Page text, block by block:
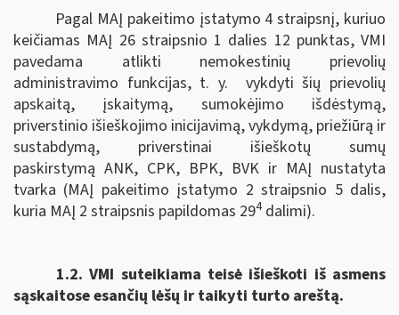
Pagal MAĮ pakeitimo įstatymo 4 straipsnį, kuriuo
keičiamas MAĮ 26 straipsnio 1 dalies 12 punktas, VMI
pavedama atlikti nemokestinių prievolių
administravimo funkcijas, t. y. vykdyti šių prievolių
apskaitą, įskaitymą, sumokėjimo išdėstymą,
priverstinio išieškojimo inicijavimą, vykdymą, priežiūrą ir
sustabdymą, priverstinai išieškotų sumų
paskirstymą ANK, CPK, BPK, BVK ir MAĮ nustatyta
tvarka (MAĮ pakeitimo įstatymo 2 straipsnio 5 dalis,
kuria MAĮ 2 straipsnis papildomas 294dalimi).
1.2. VMI suteikiama teisė išieškoti iš asmens
sąskaitose esančių lėšų ir taikyti turto areštą.